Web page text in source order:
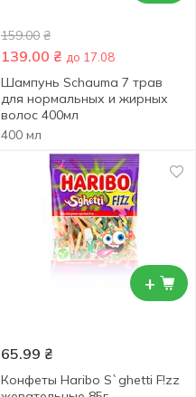
159.00 ₴
139.00 ₴ до 17.08
Шампунь Schauma 7 трав
для нормальных и жирных
волос 400мл
400 мл
+
65.99 ₴
Конфеты Haribo S`ghetti F!zz